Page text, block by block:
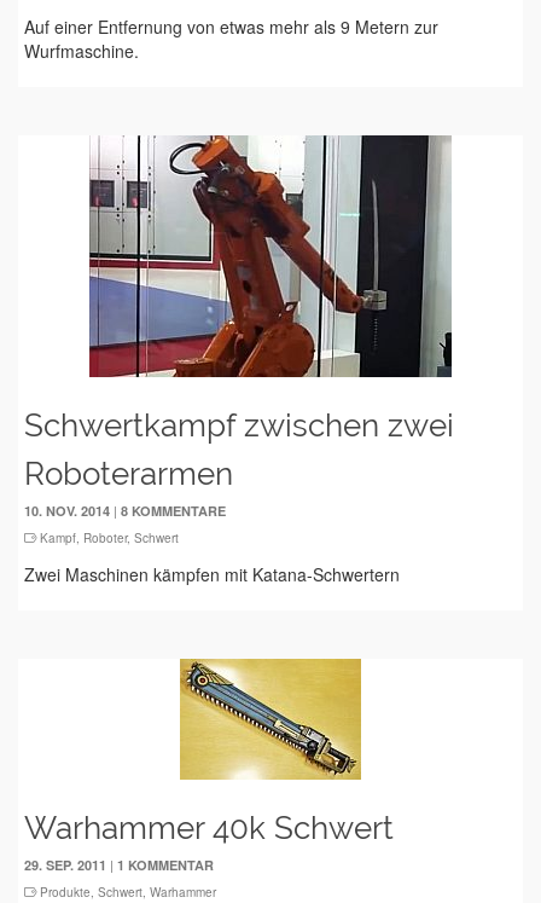
Auf einer Entfernung von etwas mehr als 9 Metern zur
Wurfmaschine.
Schwertkampf zwischen zwei
Roboterarmen
10. NOV. 2014 | 8 KOMMENTARE
Kampf, Roboter, Schwert
Zwei Maschinen kämpfen mit Katana-Schwertern
Warhammer 40k Schwert
29. SEP. 2011 | 1 KOMMENTAR
Produkte, Schwert, Warhammer